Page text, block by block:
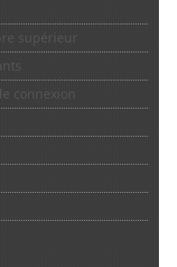
supérieur
connexion